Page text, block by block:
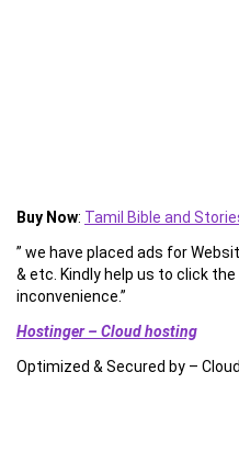
Buy Now: Tamil Bible and
” we have placed ads for
& etc. Kindly help us to click
inconvenience.”
Hostinger – Cloud hosting
Optimized & Secured by –